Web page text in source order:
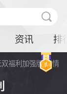
资讯 排
福利加强版)详情